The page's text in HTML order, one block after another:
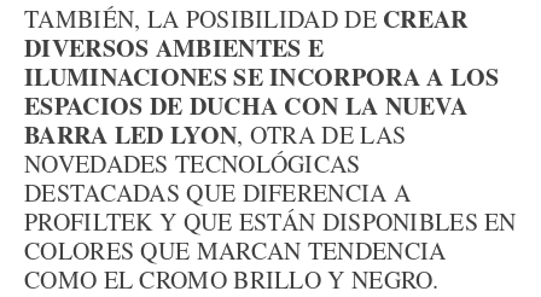
TAMBIÉN, LA POSIBILIDAD DE CREAR
DIVERSOS AMBIENTES E
ILUMINACIONES SE INCORPORA A LOS
ESPACIOS DE DUCHA CON LA NUEVA
BARRA LED LYON, OTRA DE LAS
NOVEDADES TECNOLÓGICAS
DESTACADAS QUE DIFERENCIA A
PROFILTEK Y QUE ESTÁN DISPONIBLES EN
COLORES QUE MARCAN TENDENCIA
COMO EL CROMO BRILLO Y NEGRO.